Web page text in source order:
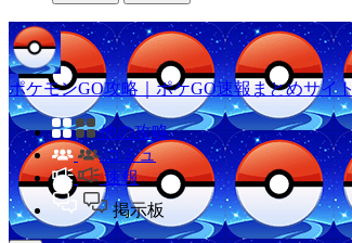
ポケモンGO攻略｜ポケGO速報まとめサイト
他の攻略
コミュ
速報
掲示板